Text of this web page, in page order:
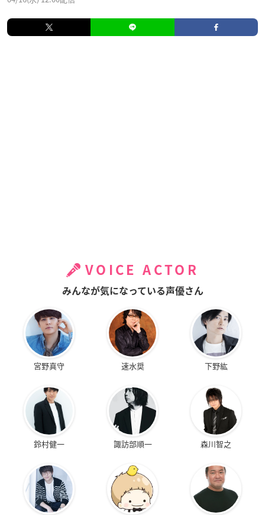
VOICE ACTOR
みんなが気になっている声優さん
宮野真守 速水奨 下野紘
鈴村健一 諏訪部順一 森川智之